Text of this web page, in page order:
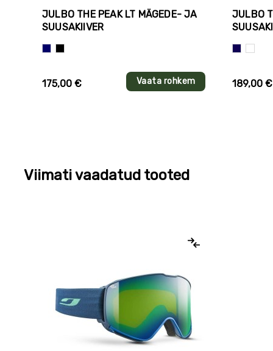
JULBO THE PEAK LT MÄGEDE- JA
SUUSAKIIVER
175,00 € Vaata rohkem
JULBO
189,00 €
Viimati vaadatud tooted